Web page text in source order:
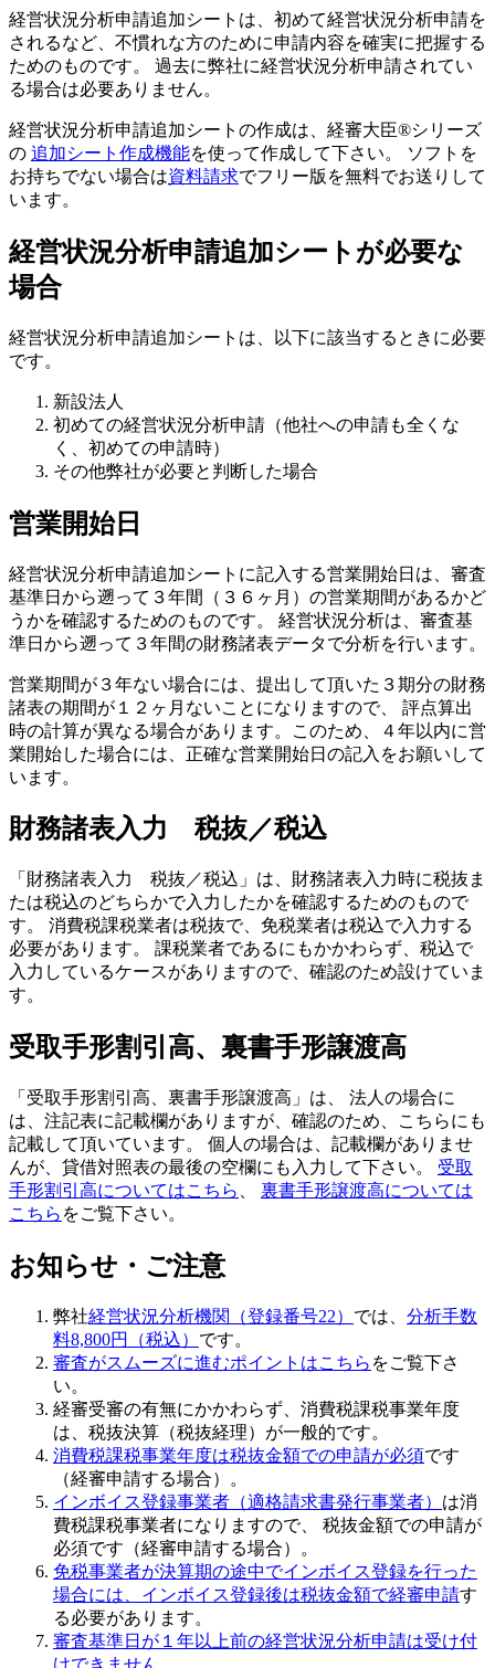
経営状況分析申請追加シートは、初めて経営状況分析申請を
されるなど、不慣れな方のために申請内容を確実に把握する
ためのものです。 過去に弊社に経営状況分析申請されてい
る場合は必要ありません。
経営状況分析申請追加シートの作成は、経審大臣®シリーズ
の 追加シート作成機能を使って作成して下さい。 ソフトを
お持ちでない場合は資料請求でフリー版を無料でお送りして
います。
経営状況分析申請追加シートが必要な
場合
経営状況分析申請追加シートは、以下に該当するときに必要
です。
新設法人
初めての経営状況分析申請（他社への申請も全くな
く、初めての申請時）
その他弊社が必要と判断した場合
営業開始日
経営状況分析申請追加シートに記入する営業開始日は、審査
基準日から遡って３年間（３６ヶ月）の営業期間があるかど
うかを確認するためのものです。 経営状況分析は、審査基
準日から遡って３年間の財務諸表データで分析を行います。
営業期間が３年ない場合には、提出して頂いた３期分の財務
諸表の期間が１２ヶ月ないことになりますので、 評点算出
時の計算が異なる場合があります。このため、４年以内に営
業開始した場合には、正確な営業開始日の記入をお願いして
います。
財務諸表入力 税抜／税込
「財務諸表入力 税抜／税込」は、財務諸表入力時に税抜ま
たは税込のどちらかで入力したかを確認するためのもので
す。 消費税課税業者は税抜で、免税業者は税込で入力する
必要があります。 課税業者であるにもかかわらず、税込で
入力 しているケースがありますので、確認のため設けていま
す。
受取手形割引高、裏書手形譲渡高
「受取手形割引高、裏書手形譲渡高」は、 法人 の場合に
は、注記表に記載欄がありますが、確認のため、こちらにも
記載して頂いています。 個人の場合は、記載欄がありませ
んが、貸借対照表の最後の空欄にも入力して下さい。 受取
手形割引高についてはこちら
裏書手形譲渡高については
こちら をご覧下さい。
お知らせ・ご注意
弊社経営状況分析機関（登録番号22） では、 分析手数
料8,800円（税込） です。
審査がスムーズに進むポイントはこちら をご覧下さ
い。
経審受審の有無にかかわらず、 消費税課税事業年度
は、税抜決算（税抜経理）が一般的です。
消費税課税事業年度は税抜金額での申請が必須です
（経審申請する場合）。
インボイス登録事業者（適格請求書発行事業者） は消
費税課税事業者になりますので、 税抜金額での申請が
必須です（経審申請する場合）。
免税事業者が決算期の途中でインボイス登録を行った
場合には、インボイス登録後は税抜金額で経審申請す
る必要があります。
審査基準日が１年以上前の経営状況分析申請は受け付
けできません